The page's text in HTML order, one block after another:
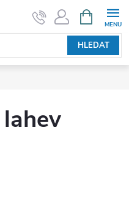
HLEDAT
NÁKUPNÍ
KOŠÍK